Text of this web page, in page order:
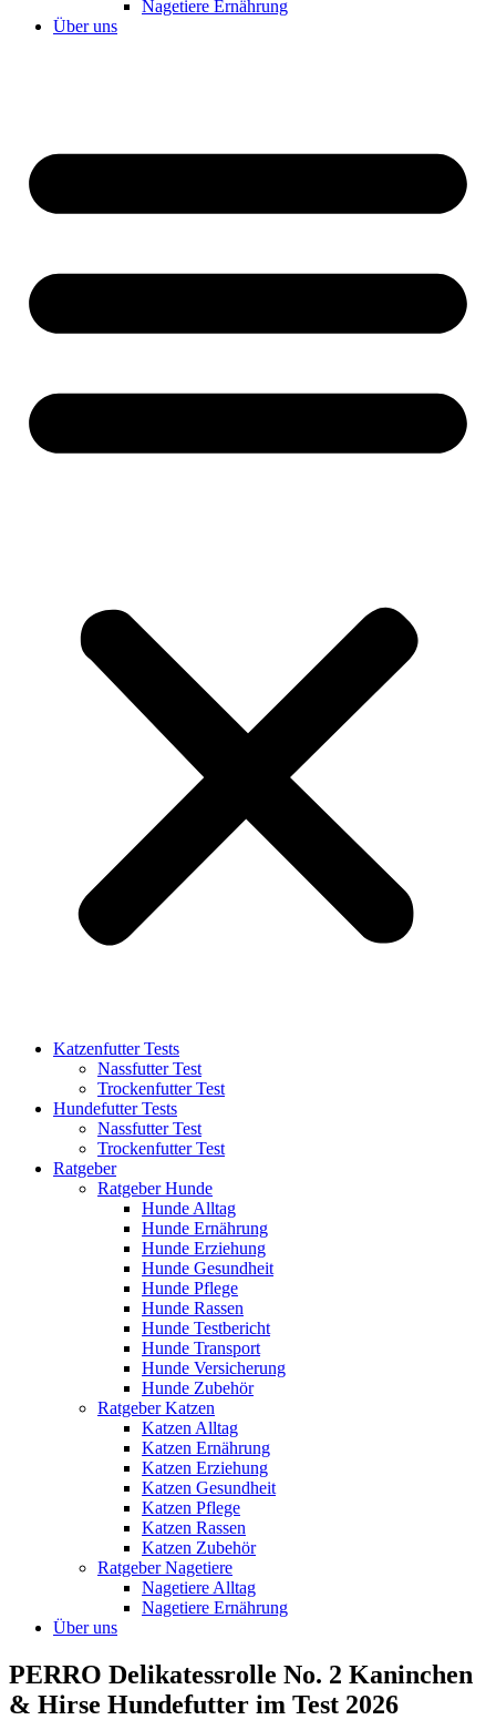
Nagetiere Ernährung
Über uns
Katzenfutter Tests
Nassfutter Test
Trockenfutter Test
Hundefutter Tests
Nassfutter Test
Trockenfutter Test
Ratgeber
Ratgeber Hunde
Hunde Alltag
Hunde Ernährung
Hunde Erziehung
Hunde Gesundheit
Hunde Pflege
Hunde Rassen
Hunde Testbericht
Hunde Transport
Hunde Versicherung
Hunde Zubehör
Ratgeber Katzen
Katzen Alltag
Katzen Ernährung
Katzen Erziehung
Katzen Gesundheit
Katzen Pflege
Katzen Rassen
Katzen Zubehör
Ratgeber Nagetiere
Nagetiere Alltag
Nagetiere Ernährung
Über uns
PERRO Delikatessrolle No. 2 Kaninchen
& Hirse Hundefutter im Test 2026